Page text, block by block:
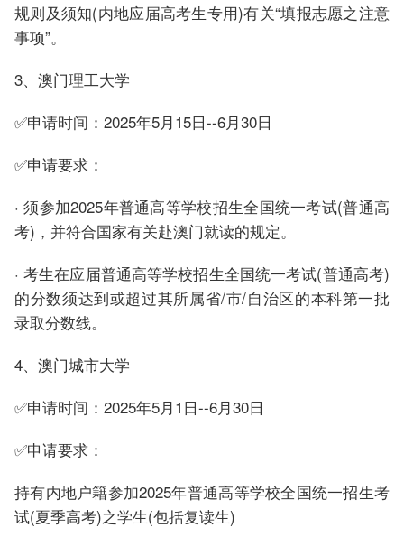
规则及须知(内地应届高考生专用)有关“填报志愿之注意
事项”。
3、澳门理工大学
✅申请时间：2025年5月15日--6月30日
✅申请要求：
· 须参加2025年普通高等学校招生全国统一考试(普通高
考)，并符合国家有关赴澳门就读的规定。
· 考生在应届普通高等学校招生全国统一考试(普通高考)
的分数须达到或超过其所属省/市/自治区的本科第一批
录取分数线。
4、澳门城市大学
✅申请时间：2025年5月1日--6月30日
✅申请要求：
持有内地户籍参加2025年普通高等学校全国统一招生考
试(夏季高考)之学生(包括复读生)